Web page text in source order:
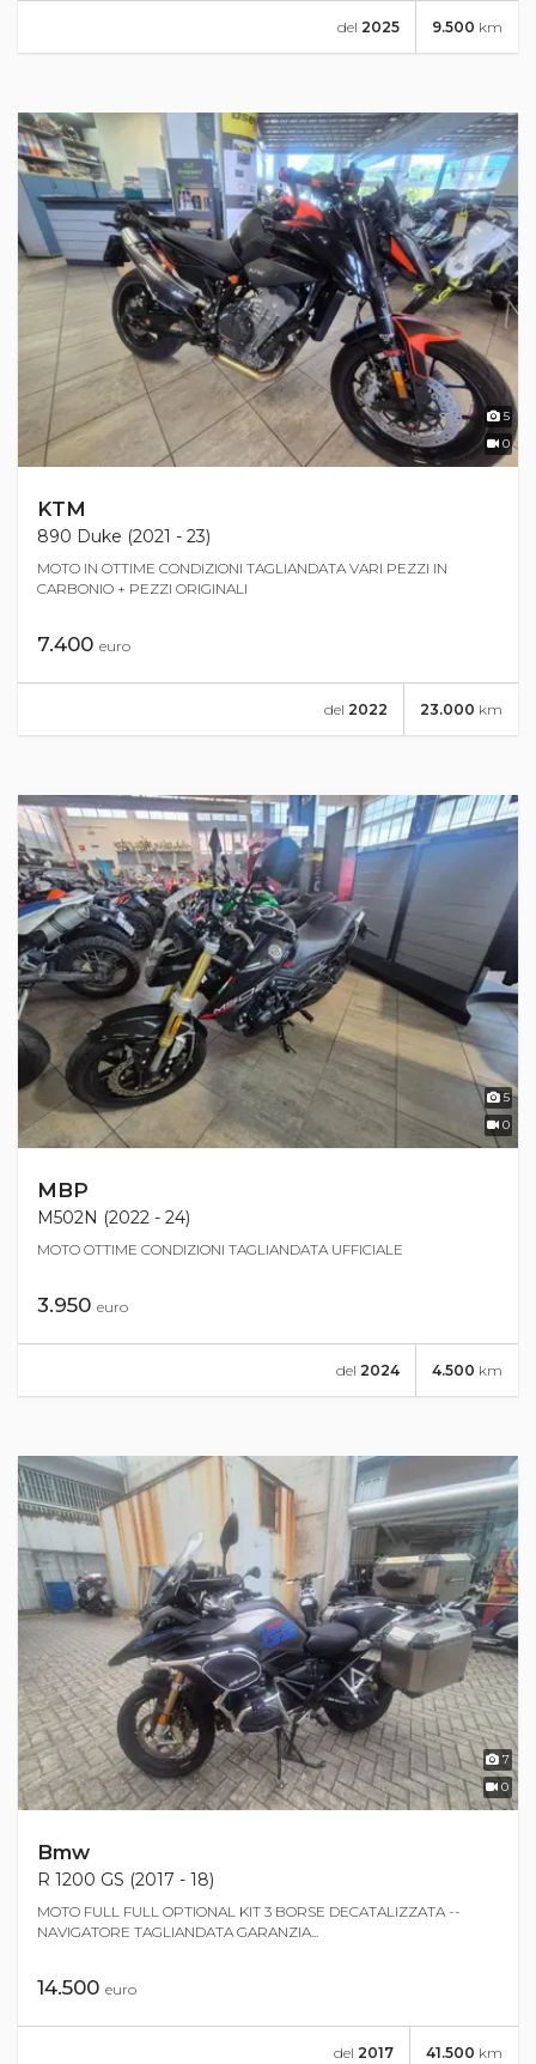
9.500 km
del 2025
5
0
KTM
890 Duke (2021 - 23)
MOTO IN OTTIME CONDIZIONI TAGLIANDATA VARI PEZZI IN
CARBONIO + PEZZI ORIGINALI
7.400 euro
23.000 km
del 2022
5
0
MBP
M502N (2022 - 24)
MOTO OTTIME CONDIZIONI TAGLIANDATA UFFICIALE
3.950 euro
4.500 km
del 2024
7
0
Bmw
R 1200 GS (2017 - 18)
MOTO FULL FULL OPTIONAL KIT 3 BORSE DECATALIZZATA --
NAVIGATORE TAGLIANDATA GARANZIA...
14.500 euro
41.500 km
del 2017